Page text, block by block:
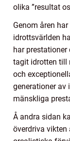
olika ”resultat
Genom åren
idrottsvärlden
har
tagit idrotten till
och
generationer av
mänskliga
Å andra sidan
överdriva vikten